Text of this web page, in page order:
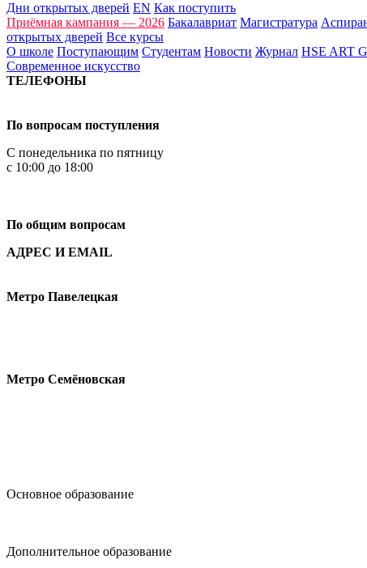
Дни открытых дверей EN Как поступить
Приёмная кампания — 2026 Бакалавриат Магистратура
открытых дверей Все курсы
О школе Поступающим Студентам Новости Журнал HSE ART
Современное искусство
ТЕЛЕФОНЫ
По вопросам поступления
С понедельника по пятницу
с 10:00 до 18:00
По общим вопросам
АДРЕС И EMAIL
Метро Павелецкая
Метро Семёновская
Основное образование
Дополнительное образование